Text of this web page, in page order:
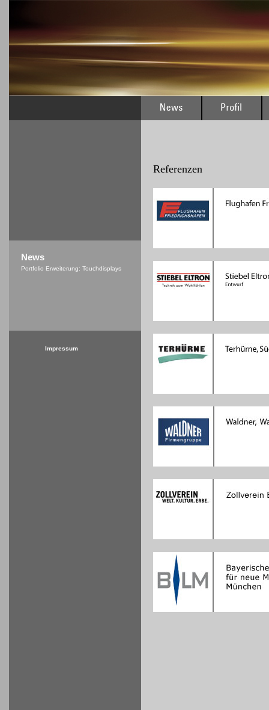
Referenzen
News
Portfolio Erweiterung: Touchdisplays
Impressum